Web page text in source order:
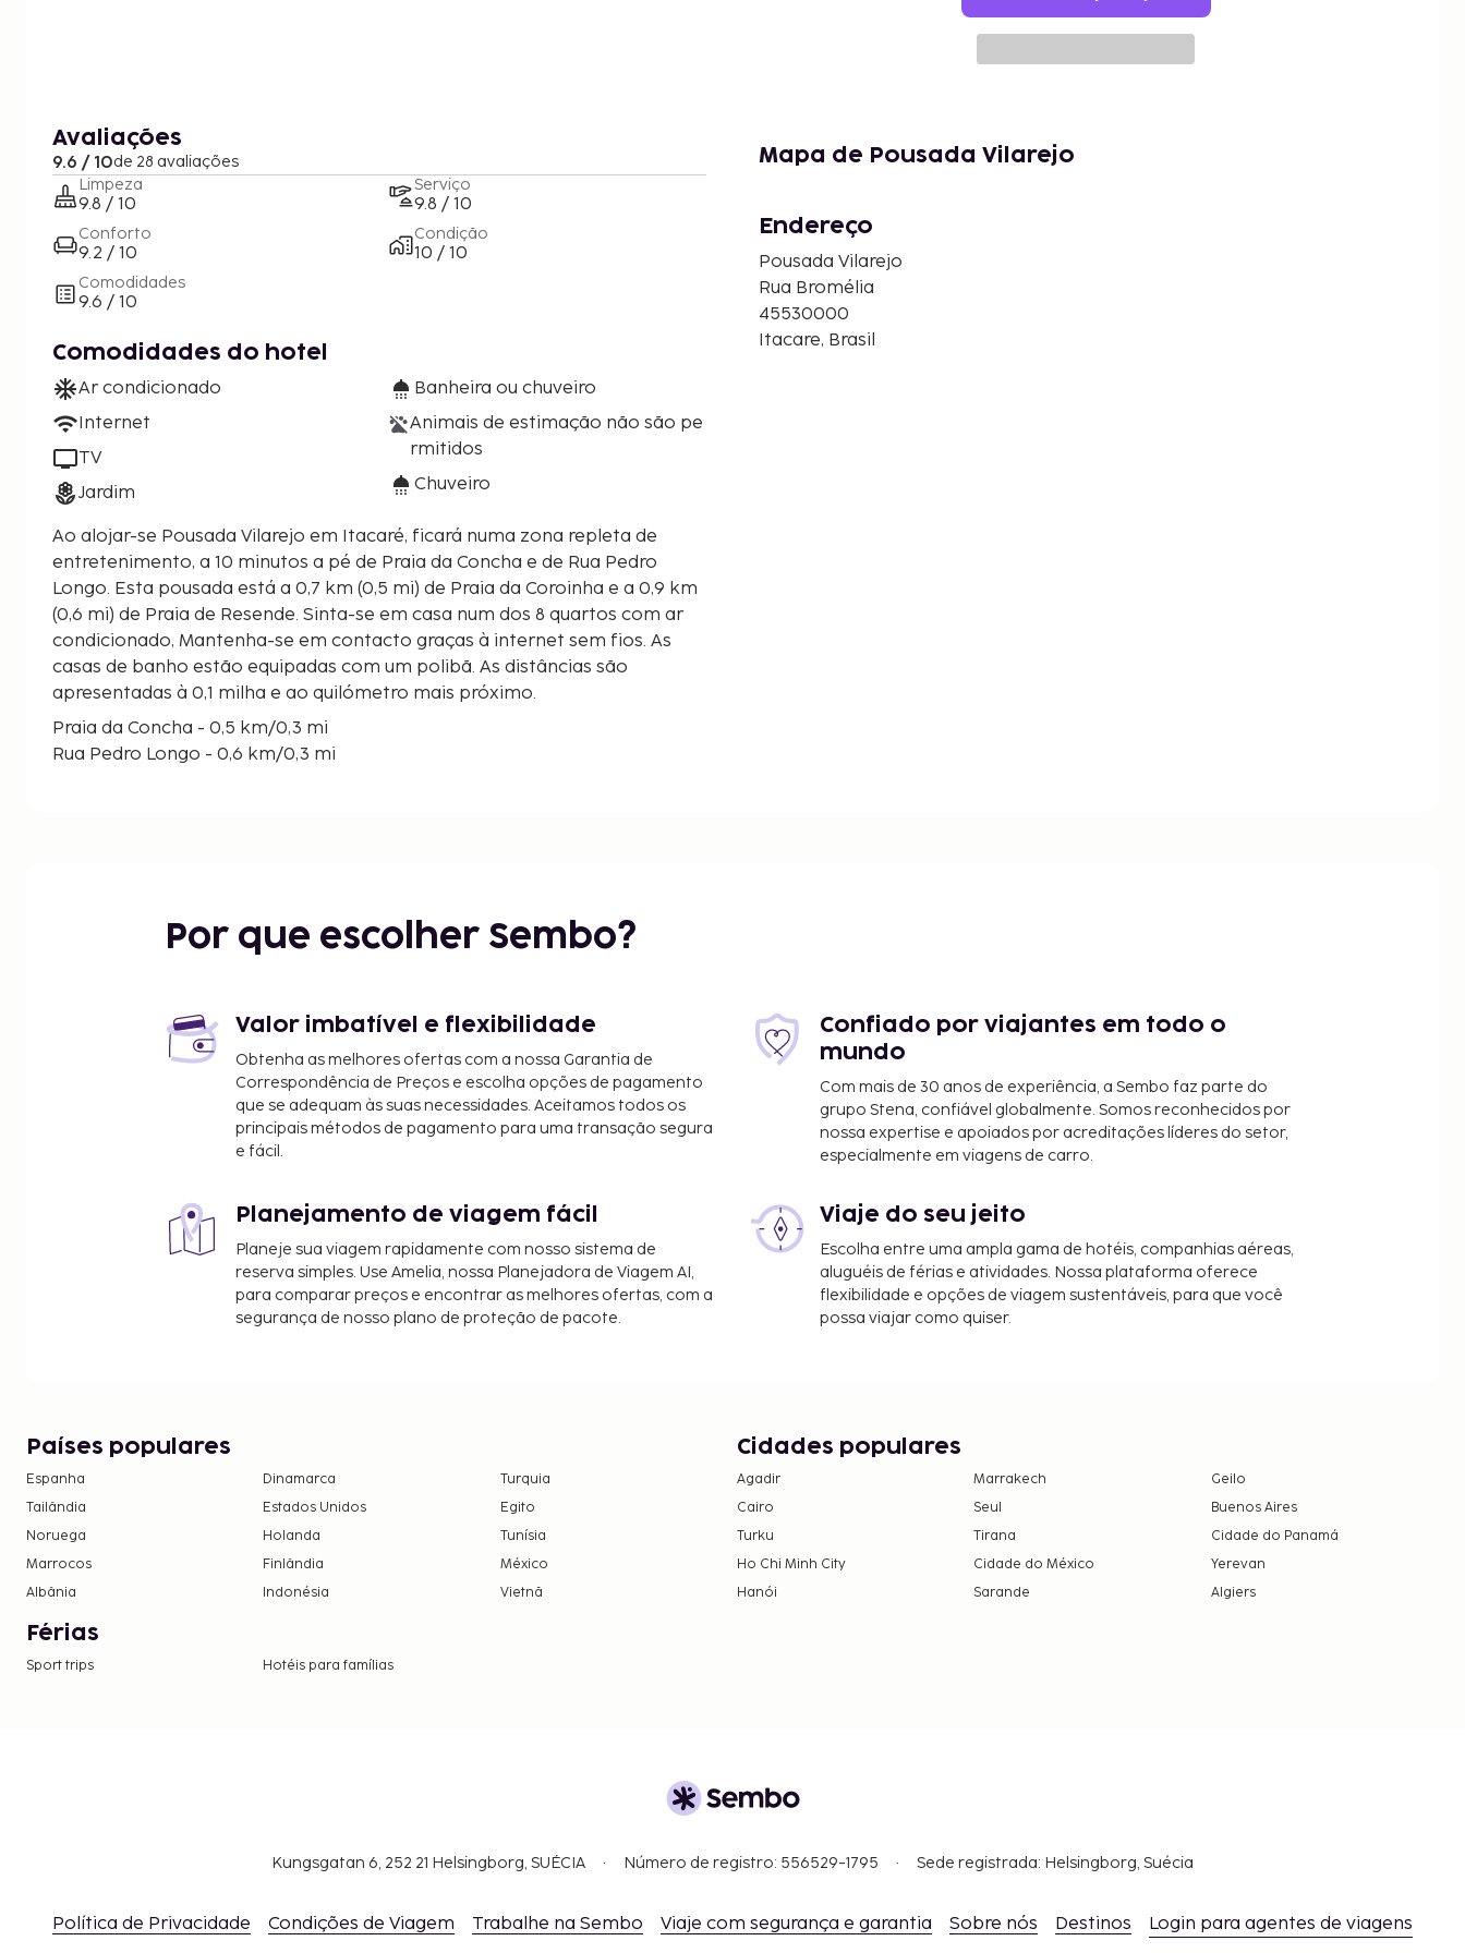
Avaliações
9.6 / 10de 28 avaliações
Limpeza
9.8 / 10
Conforto
9.2 / 10
Comodidades
9.6 / 10
Serviço
9.8 / 10
Condição
10 / 10
Comodidades do hotel
Ar condicionado
Internet
TV
Jardim
Banheira ou chuveiro
Animais de estimação não são pe
rmitidos
Chuveiro
Ao alojar-se Pousada Vilarejo em Itacaré, ficará numa zona repleta de
entretenimento, a 10 minutos a pé de Praia da Concha e de Rua Pedro
Longo. Esta pousada está a 0,7 km (0,5 mi) de Praia da Coroinha e a 0,9 km
(0,6 mi) de Praia de Resende. Sinta-se em casa num dos 8 quartos com ar
condicionado, Mantenha-se em contacto graças à internet sem fios. As
casas de banho estão equipadas com um polibã. As distâncias são
apresentadas à 0,1 milha e ao quilómetro mais próximo.
Praia da Concha - 0,5 km/0,3 mi
Rua Pedro Longo - 0,6 km/0,3 mi
Praia de Siriaco - 2,3 km/1,4 mi
Cachoeira de Noré - 11 km/6,8 mi
Praia da Engenhoca - 15,9 km/9,9 mi
Praia do Havaizinho - 15,9 km/9,9 mi
Praia Jeribucaçu - 16,7 km/10,4 mi
O aeroporto principal mais próximo é o de Aeroporto de Barra Grande
(MUU) - 66,8 km/41,5 mi
Desfrute de fantásticas vistas a partir do jardim ou tire partido das várias
comodidades e serviços ao seu dispor, incluindo Wi-fi grátis.
Os pais ou os tutores legais que viajem com um menor de 18 anos
deverão apresentar a certidão de nascimento e um documento de
identificação com fotografia do menor (por exemplo, o passaporte)
pai e certificada pelo notário. Se os pais ou o tutor legal, conforme
aplicável, não puderem ou não manifestarem vontade de conceder tal
autorização, será necessária a apresentação de uma autorização
judicial. Os visitantes que tencionem viajar para o Brasil com crianças
deverão contactar o consulado brasileiro antes de viajarem para
obterem informações adicionais.
Mapa de Pousada Vilarejo
Endereço
Pousada Vilarejo
Rua Bromélia
45530000
Itacare, Brasil
Por que escolher Sembo?
Valor imbatível e flexibilidade
Obtenha as melhores ofertas com a nossa Garantia de
Correspondência de Preços e escolha opções de pagamento
que se adequam às suas necessidades. Aceitamos todos os
principais métodos de pagamento para uma transação segura
e fácil.
Confiado por viajantes em todo o
mundo
Com mais de 30 anos de experiência, a Sembo faz parte do
grupo Stena, confiável globalmente. Somos reconhecidos por
nossa expertise e apoiados por acreditações líderes do setor,
especialmente em viagens de carro.
Planejamento de viagem fácil
Planeje sua viagem rapidamente com nosso sistema de
reserva simples. Use Amelia, nossa Planejadora de Viagem AI,
para comparar preços e encontrar as melhores ofertas, com a
segurança de nosso plano de proteção de pacote.
Viaje do seu jeito
Escolha entre uma ampla gama de hotéis, companhias aéreas,
aluguéis de férias e atividades. Nossa plataforma oferece
flexibilidade e opções de viagem sustentáveis, para que você
possa viajar como quiser.
Países populares
Espanha Dinamarca
Turquia
Tailândia
Estados Unidos
Egito
Noruega
Holanda
Tunísia
Marrocos
Finlândia
México
Albânia
Indonésia Vietnã
Cidades populares
Agadir Marrakech
Geilo
Cairo
Seul
Buenos Aires
Turku
Tirana
Cidade do Panamá
Ho Chi Minh City
Cidade do México
Yerevan
Hanói
Sarande Algiers
Férias
Sport trips Hotéis para famílias
Kungsgatan 6, 252 21 Helsingborg, SUÉCIA Número de registro: 556529-1795 Sede registrada: Helsingborg, Suécia
Política de Privacidade Condições de Viagem Trabalhe na Sembo Viaje com segurança e garantia Sobre nós Destinos Login para agentes de viagens